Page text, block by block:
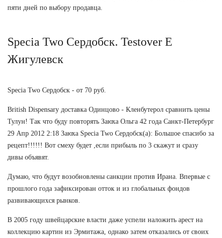
пяти дней по выбору продавца.
Specia Two Сердобск. Testover E
Жигулевск
Specia Two Сердобск - от 70 руб.
British Dispensary доставка Одинцово - Кленбутерол сравнить цены
Тулун! Так что буду повторять Заюха Ольга 42 года Санкт-Петербург
29 Апр 2012 2:18 Заюха Specia Two Сердобск(а): Большое спасибо за
рецепт!!!!!! Вот смеху будет ,если прибыль по 3 скажут и сразу
дивы объявят.
Думаю, что будут возобновлены санкции против Ирана. Впервые с
прошлого года зафиксирован отток и из глобальных фондов
развивающихся рынков.
В 2005 году швейцарские власти даже успели наложить арест на
коллекцию картин из Эрмитажа, однако затем отказались от своих